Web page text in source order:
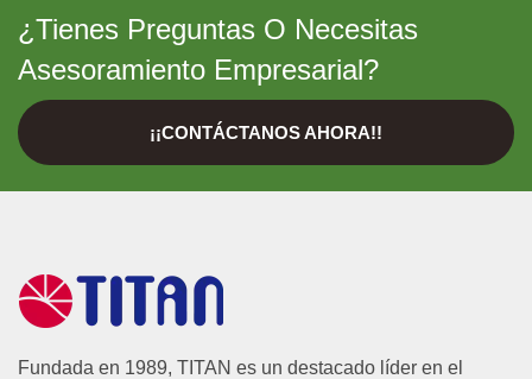
¿Tienes Preguntas O Necesitas
Asesoramiento Empresarial?
¡¡CONTÁCTANOS AHORA!!
Fundada en 1989, TITAN es un destacado líder en el